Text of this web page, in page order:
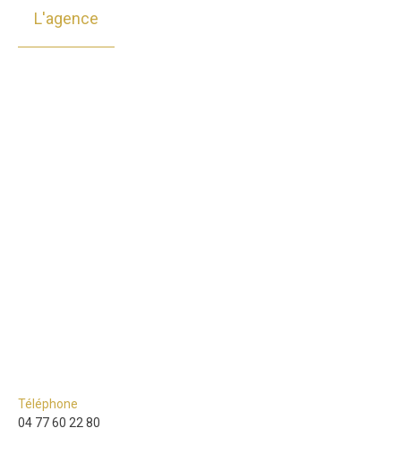
L'agence
Téléphone
04 77 60 22 80